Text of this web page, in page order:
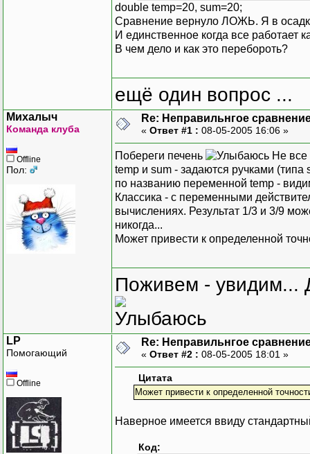
double temp=20, sum=20;
Сравнение вернуло ЛОЖЬ. Я в
И единственное когда все работает
В чем дело и как это перебороть?
ещё один вопрос ...
Михалыч
Команда клуба
Offline
Пол:
Re: Неправильнгое
« Ответ #1 : 08-05-2005 16:06 »
Побереги печень
Не все
temp и sum - задаются ручками (типа
по названию переменной temp -
Классика - с переменными
вычислениях. Результат 1/3 и 3/9
никогда...
Может привести к определенной
Поживем - увидим...
LP
Помогающий
Offline
Re: Неправильнгое
« Ответ #2 : 08-05-2005 18:01 »
Цитата
Может привести к определенной
Наверное имеется ввиду
Код: